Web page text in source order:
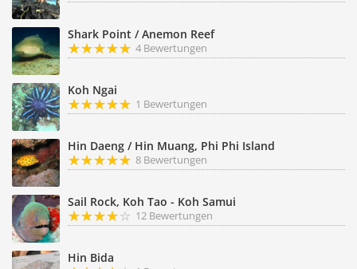
Shark Point / Anemon Reef
4 Bewertungen
Koh Ngai
1 Bewertungen
Hin Daeng / Hin Muang, Phi Phi Island
8 Bewertungen
Sail Rock, Koh Tao - Koh Samui
12 Bewertungen
Hin Bida